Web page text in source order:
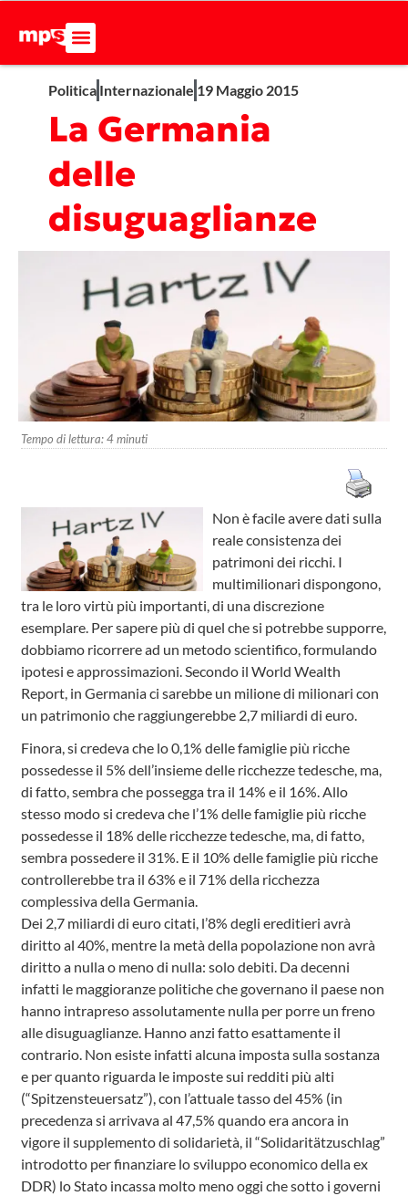
Politica Internazionale 19 Maggio 2015
La Germania
delle
disuguaglianze
Tempo di lettura:4minuti
Non è facile avere dati sulla
reale consistenza dei
patrimoni dei ricchi. I
multimilionari dispongono,
tra le loro virtù più importanti, di una discrezione
esemplare. Per sapere più di quel che si potrebbe supporre,
dobbiamo ricorrere ad un metodo scientifico, formulando
ipotesi e approssimazioni. Secondo il World Wealth
Report, in Germania ci sarebbe un milione di milionari con
un patrimonio che raggiungerebbe 2,7 miliardi di euro.
Finora, si credeva che lo 0,1% delle famiglie più ricche
possedesse il 5% dell’insieme delle ricchezze tedesche, ma,
di fatto, sembra che possegga tra il 14% e il 16%. Allo
stesso modo si credeva che l’1% delle famiglie più ricche
possedesse il 18% delle ricchezze tedesche, ma, di fatto,
sembra possedere il 31%. E il 10% delle famiglie più ricche
controllerebbe tra il 63% e il 71% della ricchezza
complessiva della Germania.
Dei 2,7 miliardi di euro citati, l’8% degli ereditieri avrà
diritto al 40%, mentre la metà della popolazione non avrà
diritto a nulla o meno di nulla: solo debiti. Da decenni
infatti le maggioranze politiche che governano il paese non
hanno intrapreso assolutamente nulla per porre un freno
alle disuguaglianze. Hanno anzi fatto esattamente il
contrario. Non esiste infatti alcuna imposta sulla sostanza
e per quanto riguarda le imposte sui redditi più alti
(“Spitzensteuersatz”), con l’attuale tasso del 45% (in
precedenza si arrivava al 47,5% quando era ancora in
vigore il supplemento di solidarietà, il “Solidaritätzuschlag”
introdotto per finanziare lo sviluppo economico della ex
DDR) lo Stato incassa molto meno oggi che sotto i governi